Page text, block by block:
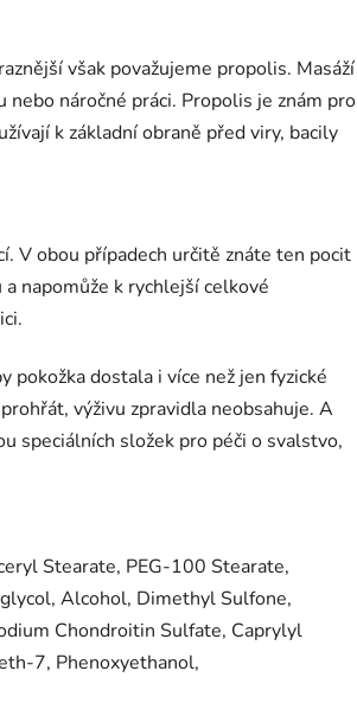
však považujeme propolis. Masáží
náročné práci. Propolis je znám pro
k základní obraně před viry, bacily
V obou případech určitě znáte ten pocit
napomůže k rychlejší celkové
pokožka dostala i více než jen fyzické
výživu zpravidla neobsahuje. A
speciálních složek pro péči o svalstvo,
Stearate, PEG-100 Stearate,
Alcohol, Dimethyl Sulfone,
Chondroitin Sulfate, Caprylyl
7, Phenoxyethanol,